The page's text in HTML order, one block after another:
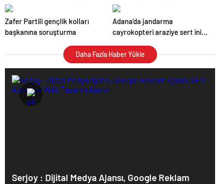
Zafer Partili gençlik kolları
başkanına soruşturma
Adana’da jandarma
cayrokopteri araziye sert iniş
Daha Fazla Haber Yükle
Serjoy : Dijital Medya Ajansı, Google Reklam